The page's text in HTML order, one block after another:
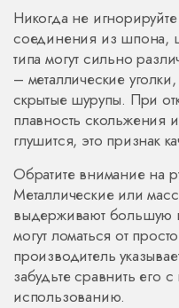
Никогда не
соединения из шпона,
типа могут сильно
– металлические
скрытые шурупы. При
плавность скольжения
глушится, это признак
Обратите внимание на
Металлические или
выдерживают большую
могут ломаться от
производитель
забудьте сравнить его
использованию.